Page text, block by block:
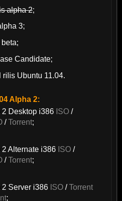
alpha 2;
3;
Candidate;
rilis Ubuntu 11.04.
Alpha 2:
2 Desktop i386 ISO/
/Torrent;
Alternate i386 ISO/
/Torrent;
2 Server i386 ISO/Torrent
;